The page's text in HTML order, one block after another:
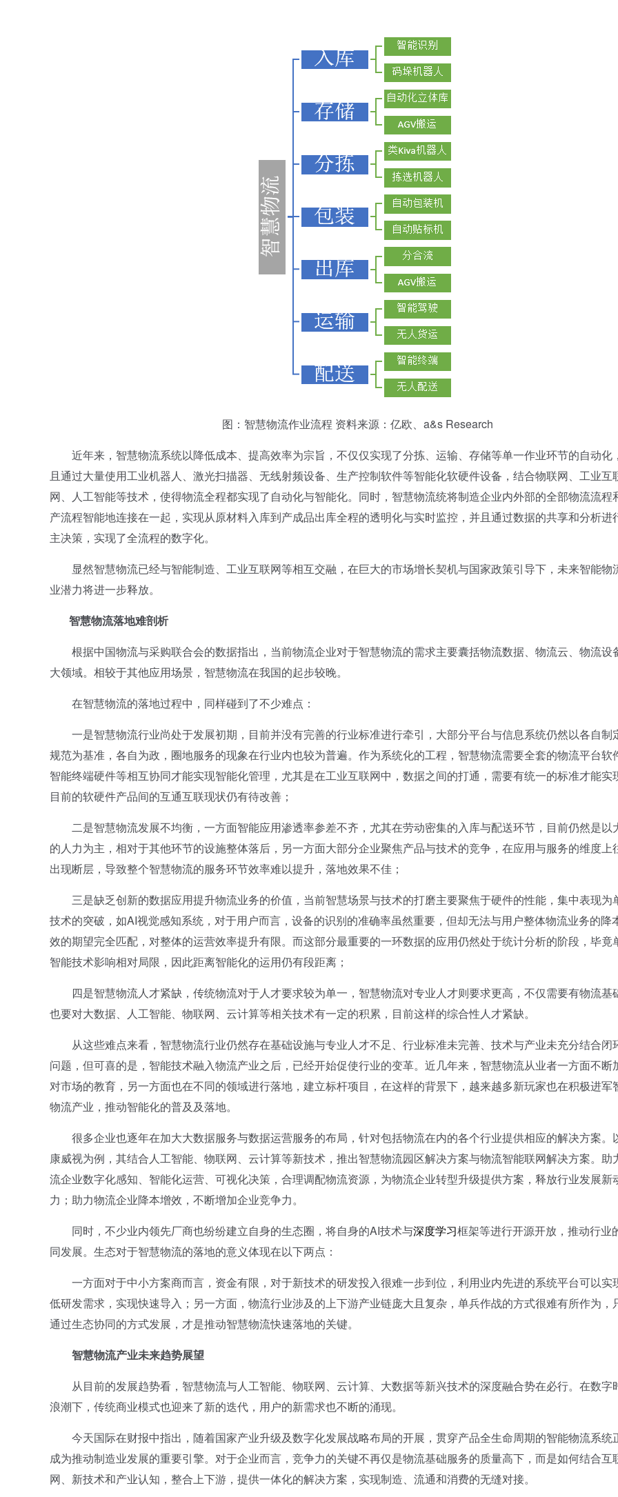
图：智慧物流作业流程 资料来源：亿欧、a&s Research
近年来，智慧物流系统以降低成本、提高效率为宗旨，不仅仅实现了分拣、运输、存储等单一作业环节的自动化
且通过大量使用工业机器人、激光扫描器、无线射频设备、生产控制软件等智能化软硬件设备，结合物联网、工业互
网、人工智能等技术，使得物流全程都实现了自动化与智能化。同时，智慧物流统将制造企业内外部的全部物流流程
产流程智能地连接在一起，实现从原材料入库到产成品出库全程的透明化与实时监控，并且通过数据的共享和分析进
主决策，实现了全流程的数字化。
显然智慧物流已经与智能制造、工业互联网等相互交融，在巨大的市场增长契机与国家政策引导下，未来智能物
业潜力将进一步释放。
智慧物流落地难剖析
根据中国物流与采购联合会的数据指出，当前物流企业对于智慧物流的需求主要囊括物流数据、物流云、物流设
大领域。相较于其他应用场景，智慧物流在我国的起步较晚。
在智慧物流的落地过程中，同样碰到了不少难点：
一是智慧物流行业尚处于发展初期，目前并没有完善的行业标准进行牵引，大部分平台与信息系统仍然以各自制
规范为基准，各自为政，圈地服务的现象在行业内也较为普遍。作为系统化的工程，智慧物流需要全套的物流平台软
智能终端硬件等相互协同才能实现智能化管理，尤其是在工业互联网中，数据之间的打通，需要有统一的标准才能实
目前的软硬件产品间的互通互联现状仍有待改善；
二是智慧物流发展不均衡，一方面智能应用渗透率参差不齐，尤其在劳动密集的入库与配送环节，目前仍然是以
的人力为主，相对于其他环节的设施整体落后，另一方面大部分企业聚焦产品与技术的竞争，在应用与服务的维度上
出现断层，导致整个智慧物流的服务环节效率难以提升，落地效果不佳；
三是缺乏创新的数据应用提升物流业务的价值，当前智慧场景与技术的打磨主要聚焦于硬件的性能，集中表现为
技术的突破，如AI视觉感知系统，对于用户而言，设备的识别的准确率虽然重要，但却无法与用户整体物流业务的降
效的期望完全匹配，对整体的运营效率提升有限。而这部分最重要的一环数据的应用仍然处于统计分析的阶段，毕竟
智能技术影响相对局限，因此距离智能化的运用仍有段距离；
四是智慧物流人才紧缺，传统物流对于人才要求较为单一，智慧物流对专业人才则要求更高，不仅需要有物流基
也要对大数据、人工智能、物联网、云计算等相关技术有一定的积累，目前这样的综合性人才紧缺。
从这些难点来看，智慧物流行业仍然存在基础设施与专业人才不足、行业标准未完善、技术与产业未充分结合闭
问题，但可喜的是，智能技术融入物流产业之后，已经开始促使行业的变革。近几年来，智慧物流从业者一方面不断
对市场的教育，另一方面也在不同的领域进行落地，建立标杆项目，在这样的背景下，越来越多新玩家也在积极进军
物流产业，推动智能化的普及及落地。
很多企业也逐年在加大大数据服务与数据运营服务的布局，针对包括物流在内的各个行业提供相应的解决方案。
康威视为例，其结合人工智能、物联网、云计算等新技术，推出智慧物流园区解决方案与物流智能联网解决方案。助
流企业数字化感知、智能化运营、可视化决策，合理调配物流资源，为物流企业转型升级提供方案，释放行业发展新
力；助力物流企业降本增效，不断增加企业竞争力。
同时，不少业内领先厂商也纷纷建立自身的生态圈，将自身的AI技术与深度学习框架等进行开源开放，推动行业
同发展。生态对于智慧物流的落地的意义体现在以下两点：
一方面对于中小方案商而言，资金有限，对于新技术的研发投入很难一步到位，利用业内先进的系统平台可以实
低研发需求，实现快速导入；另一方面，物流行业涉及的上下游产业链庞大且复杂，单兵作战的方式很难有所作为，
通过生态协同的方式发展，才是推动智慧物流快速落地的关键。
智慧物流产业未来趋势展望
从目前的发展趋势看，智慧物流与人工智能、物联网、云计算、大数据等新兴技术的深度融合势在必行。在数字
浪潮下，传统商业模式也迎来了新的迭代，用户的新需求也不断的涌现。
今天国际在财报中指出，随着国家产业升级及数字化发展战略布局的开展，贯穿产品全生命周期的智能物流系统
成为推动制造业发展的重要引擎。对于企业而言，竞争力的关键不再仅是物流基础服务的质量高下，而是如何结合互
网、新技术和产业认知，整合上下游，提供一体化的解决方案，实现制造、流通和消费的无缝对接。